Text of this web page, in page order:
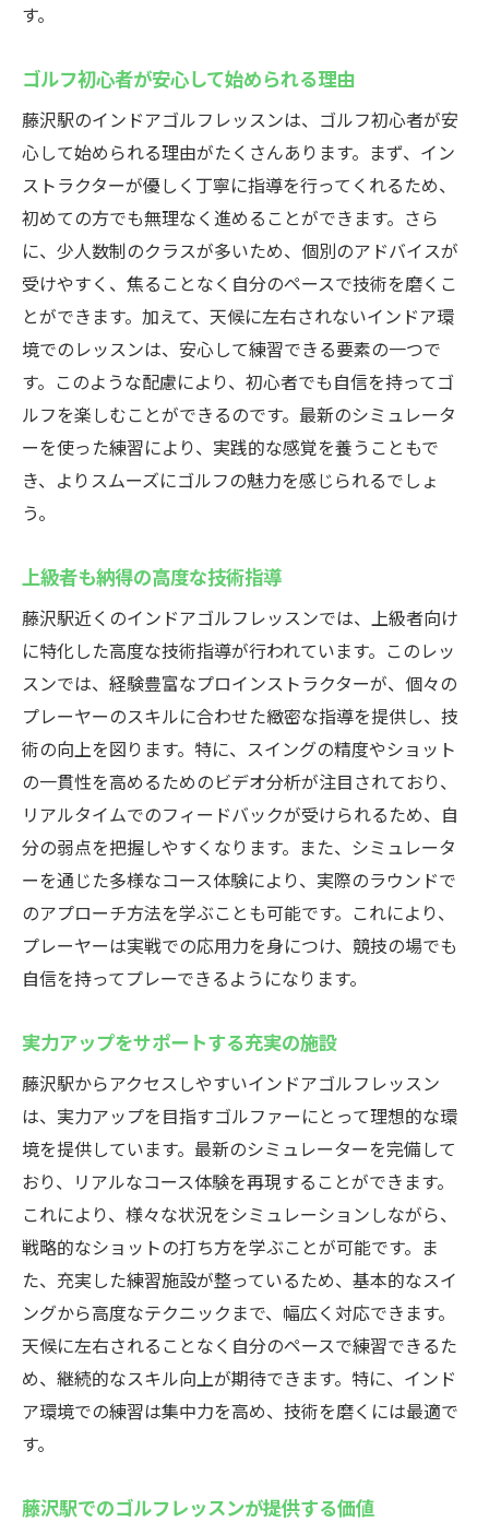
す。
ゴルフ初心者が安心して始められる理由
藤沢駅のインドアゴルフレッスンは、ゴルフ初心者が安
心して始められる理由がたくさんあります。まず、イン
ストラクターが優しく丁寧に指導を行ってくれるため、
初めての方でも無理なく進めることができます。さら
に、少人数制のクラスが多いため、個別のアドバイスが
受けやすく、焦ることなく自分のペースで技術を磨くこ
とができます。加えて、天候に左右されないインドア環
境でのレッスンは、安心して練習できる要素の一つで
す。このような配慮により、初心者でも自信を持ってゴ
ルフを楽しむことができるのです。最新のシミュレータ
ーを使った練習により、実践的な感覚を養うこともで
き、よりスムーズにゴルフの魅力を感じられるでしょ
う。
上級者も納得の高度な技術指導
藤沢駅近くのインドアゴルフレッスンでは、上級者向け
に特化した高度な技術指導が行われています。このレッ
スンでは、経験豊富なプロインストラクターが、個々の
プレーヤーのスキルに合わせた緻密な指導を提供し、技
術の向上を図ります。特に、スイングの精度やショット
の一貫性を高めるためのビデオ分析が注目されており、
リアルタイムでのフィードバックが受けられるため、自
分の弱点を把握しやすくなります。また、シミュレータ
ーを通じた多様なコース体験により、実際のラウンドで
のアプローチ方法を学ぶことも可能です。これにより、
プレーヤーは実戦での応用力を身につけ、競技の場でも
自信を持ってプレーできるようになります。
実力アップをサポートする充実の施設
藤沢駅からアクセスしやすいインドアゴルフレッスン
は、実力アップを目指すゴルファーにとって理想的な環
境を提供しています。最新のシミュレーターを完備して
おり、リアルなコース体験を再現することができます。
これにより、様々な状況をシミュレーションしながら、
戦略的なショットの打ち方を学ぶことが可能です。ま
た、充実した練習施設が整っているため、基本的なスイ
ングから高度なテクニックまで、幅広く対応できます。
天候に左右されることなく自分のペースで練習できるた
め、継続的なスキル向上が期待できます。特に、インド
ア環境での練習は集中力を高め、技術を磨くには最適で
す。
藤沢駅でのゴルフレッスンが提供する価値